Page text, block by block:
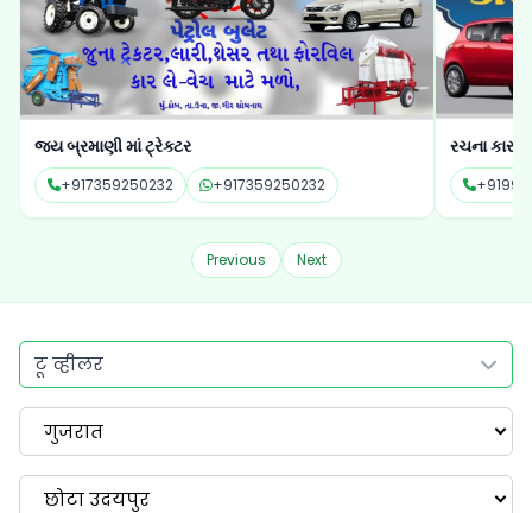
જય બ્રમાણી માં ટ્રેક્ટર
+917359250232 +917359250232
રચના કાર
Previous Next
टू व्हीलर
गुजरात
छोटा उदयपुर